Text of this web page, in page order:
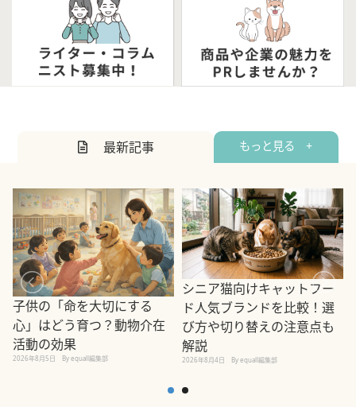
最新記事 もっと見る +
子供の「命を大切にする
心」はどう育つ？動物介在
活動の効果
2026年8月5日 By equall編集部
シニア猫向けキャットフー
ド人気ブランドを比較！選
び方や切り替えの注意点も
解説
2026年8月4日 By equall編集部